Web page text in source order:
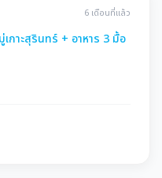
6 เดือนที่แล้ว
กาะสุรินทร์ + อาหาร 3 มื้อ